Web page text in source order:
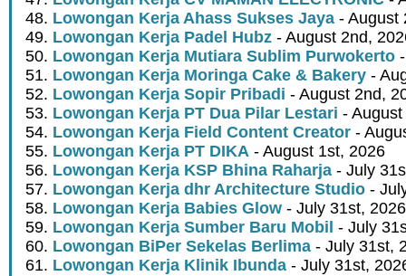
Lowongan Kerja Ahass Sukses Jaya - August
Lowongan Kerja Padel Hubz - August 2nd,
Lowongan Kerja Mutiara Sublim Purwokerto
Lowongan Kerja Moringa Cake & Bakery -
Lowongan Kerja Sopir Pribadi - August 2nd,
Lowongan Kerja PT Dua Pilar Lestari -
Lowongan Kerja Field Content Creator -
Lowongan Kerja PT DIKA - August 1st, 2026
Lowongan Kerja KSP Bhina Raharja - July
Lowongan Kerja dhr Architecture Studio -
Lowongan Kerja Babies Glow - July 31st, 2026
Lowongan Kerja Sumber Baru Mobil - July
Lowongan BiPer Sekelas Berlima - July 31st,
Lowongan Kerja Klinik Ibunda - July 31st,